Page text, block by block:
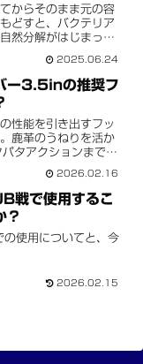
からそのまま元の容
どすと、バクテリア
然分解がはじまって
て保存液につける、
において乾かしてく
2025.06.24
ー3.5inの推奨フ
性能を引き出すフッ
鹿革のうねりを活か
タアクションまで、
2026.02.16
戦で使用するこ
？
使用についてと、今
2026.02.15